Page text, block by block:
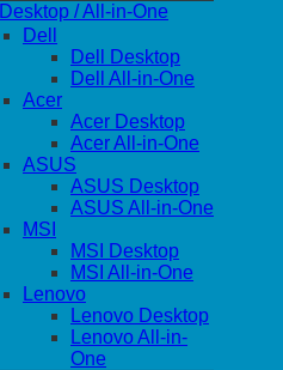
Desktop / All-in-One
Dell
Dell Desktop
Dell All-in-One
Acer
Acer Desktop
Acer All-in-One
ASUS
ASUS Desktop
ASUS All-in-One
MSI
MSI Desktop
MSI All-in-One
Lenovo
Lenovo Desktop
Lenovo All-in-
One